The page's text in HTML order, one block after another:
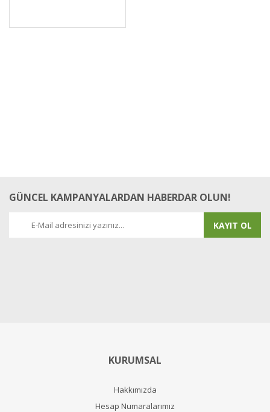
GÜNCEL KAMPANYALARDAN HABERDAR OLUN!
KAYIT OL
KURUMSAL
Hakkımızda
Hesap Numaralarımız